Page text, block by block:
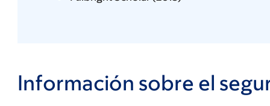
Información sobre el